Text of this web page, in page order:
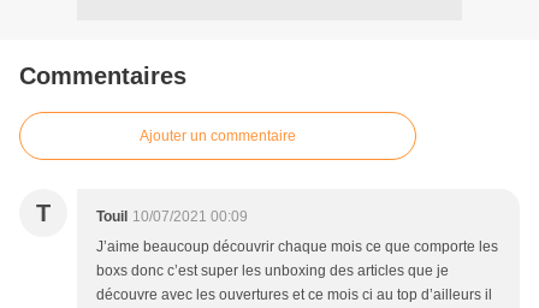
Commentaires
Ajouter un commentaire
T Touil 10/07/2021 00:09
J’aime beaucoup découvrir chaque mois ce que comporte les
boxs donc c’est super les unboxing des articles que je
découvre avec les ouvertures et ce mois ci au top d’ailleurs il